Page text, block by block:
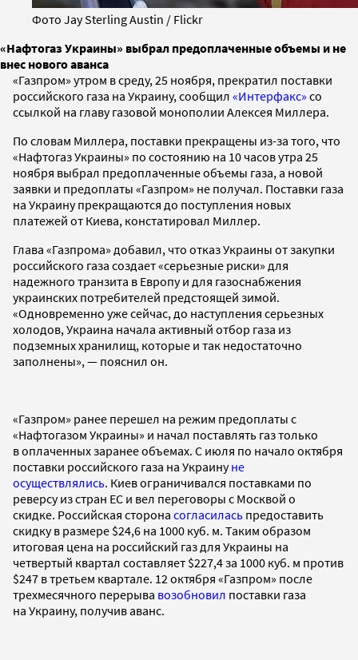
Фото Jay Sterling Austin / Flickr
«Нафтогаз Украины» выбрал предоплаченные объемы и не
внес нового аванса
«Газпром» утром в среду, 25 ноября, прекратил поставки
российского газа на Украину, сообщил «Интерфакс» со
ссылкой на главу газовой монополии Алексея Миллера.
По словам Миллера, поставки прекращены из-за того, что
«Нафтогаз Украины» по состоянию на 10 часов утра 25
ноября выбрал предоплаченные объемы газа, а новой
заявки и предоплаты «Газпром» не получал. Поставки газа
на Украину прекращаются до поступления новых
платежей от Киева, констатировал Миллер.
Глава «Газпрома» добавил, что отказ Украины от закупки
российского газа создает «серьезные риски» для
надежного транзита в Европу и для газоснабжения
украинских потребителей предстоящей зимой.
«Одновременно уже сейчас, до наступления серьезных
холодов, Украина начала активный отбор газа из
подземных хранилищ, которые и так недостаточно
заполнены», — пояснил он.
«Газпром» ранее перешел на режим предоплаты с
«Нафтогазом Украины» и начал поставлять газ только
в оплаченных заранее объемах. С июля по начало октября
поставки российского газа на Украинуне
осуществлялись. Киев ограничивался поставками по
реверсу из стран ЕС и вел переговоры с Москвой о
скидке. Российская сторона согласилась предоставить
скидку в размере $24,6 на 1000 куб. м. Таким образом
итоговая цена на российский газ для Украины на
четвертый квартал составляет $227,4 за 1000 куб. м против
$247 в третьем квартале. 12 октября «Газпром» после
трехмесячного перерыва возобновил поставки газа
на Украину, получив аванс.